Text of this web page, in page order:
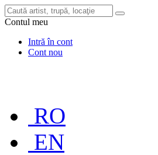
Contul meu
Intră în cont
Cont nou
RO
EN